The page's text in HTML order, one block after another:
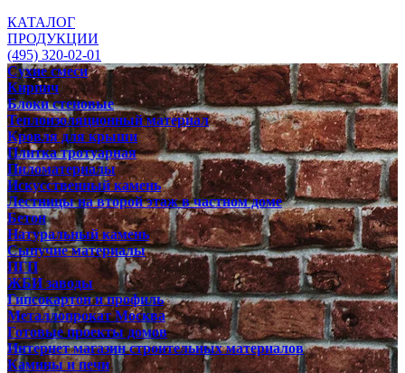
КАТАЛОГ
ПРОДУКЦИИ
(495) 320-02-01
Сухие смеси
Кирпич
Блоки стеновые
Теплоизоляционный материал
Кровля для крыши
Плитка тротуарная
Пиломатериалы
Искусственный камень
Лестницы на второй этаж в частном доме
Бетон
Натуральный камень
Сыпучие материалы
ПГП
ЖБИ заводы
Гипсокартон и профиль
Металлопрокат Москва
Готовые проекты домов
Интернет магазин строительных материалов
Камины и печи